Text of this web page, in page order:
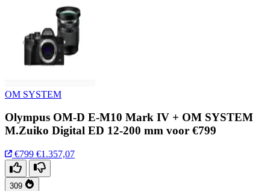
OM SYSTEM
Olympus OM-D E-M10 Mark IV + OM SYSTEM
M.Zuiko Digital ED 12-200 mm voor €799
€799 €1.357,07
309